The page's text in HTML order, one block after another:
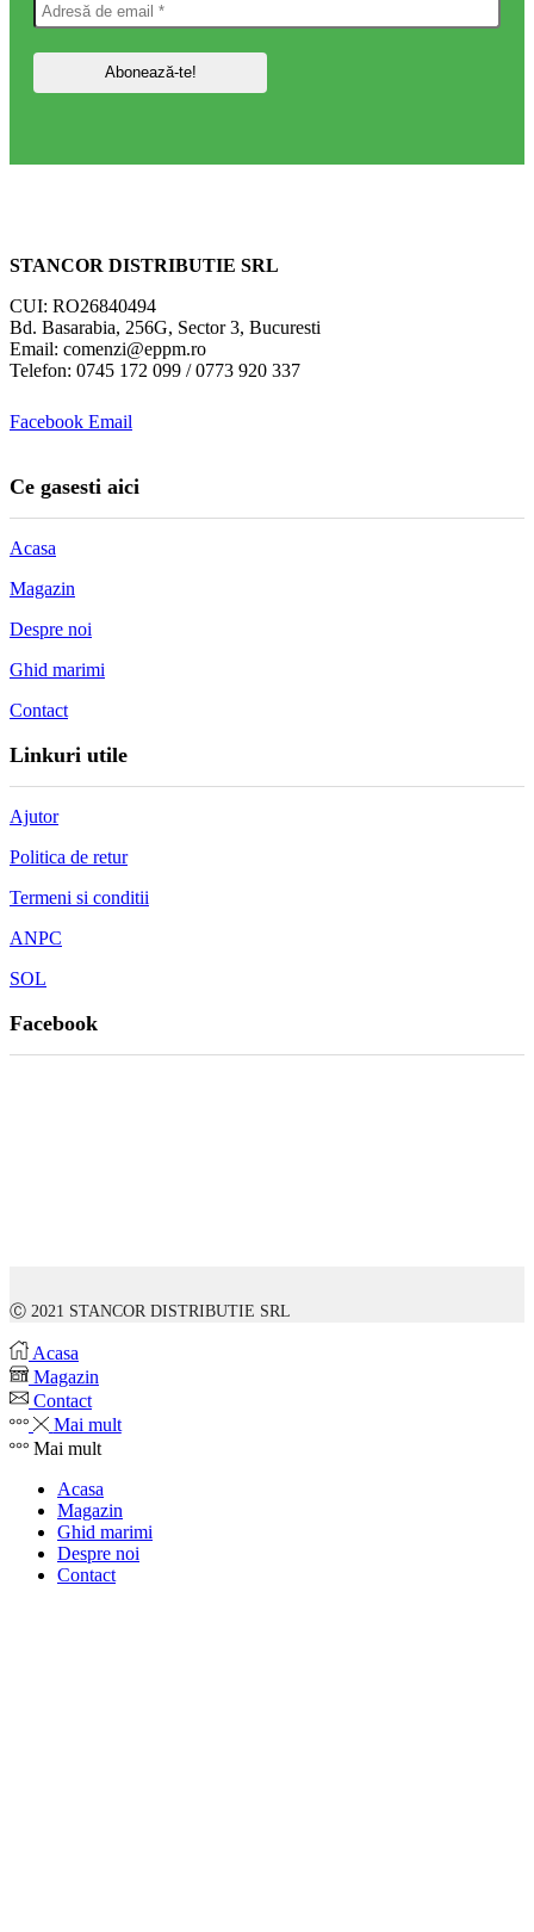
STANCOR DISTRIBUTIE SRL
CUI: RO26840494
Bd. Basarabia, 256G, Sector 3, Bucuresti
Email: comenzi@eppm.ro
Telefon: 0745 172 099 / 0773 920 337
Facebook Email
Ce gasesti aici
Acasa
Magazin
Despre noi
Ghid marimi
Contact
Linkuri utile
Ajutor
Politica de retur
Termeni si conditii
ANPC
SOL
Facebook
Ⓒ 2021 STANCOR DISTRIBUTIE SRL
Acasa
Magazin
Contact
Mai mult
Mai mult
Acasa
Magazin
Ghid marimi
Despre noi
Contact